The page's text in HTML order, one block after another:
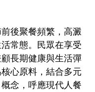
後聚餐頻繁，高澱
常態。民眾在享受
長期健康與生活彈
心原料，結合多元
念，呼應現代人餐